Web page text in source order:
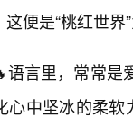
这便是“桃红世
语言里，常常是
中坚冰的柔